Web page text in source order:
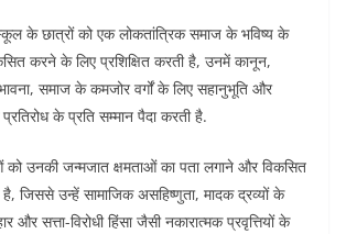
के छात्रों को एक लोकतांत्रिक समाज के भविष्य के
करने के लिए प्रशिक्षित करती है, उनमें कानून,
समाज के कमजोर वर्गों के लिए सहानुभूति और
के प्रति सम्मान पैदा करती है.
को उनकी जन्मजात क्षमताओं का पता लगाने और विकसित
जिससे उन्हें सामाजिक असहिष्णुता, मादक द्रव्यों के
और सत्ता-विरोधी हिंसा जैसी नकारात्मक प्रवृत्तियों के